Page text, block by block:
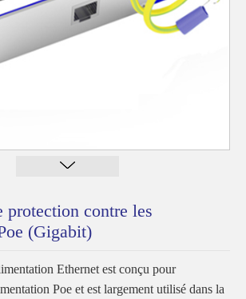
contre les
(Gigabit)
Ethernet est conçu pour
Poe et est largement utilisé dans la